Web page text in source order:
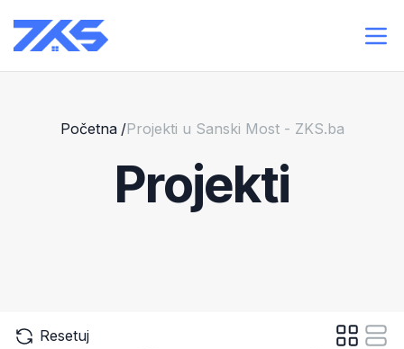
Početna /Projekti u Sanski Most - ZKS.ba
Projekti
Resetuj